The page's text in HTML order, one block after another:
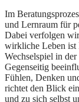
Im
und Lernraum für
Dabei verfolgen
wirkliche Leben ist
Wechselspiel in
Gegenseitig
Fühlen, Denken
richtet den Blick
und zu sich selbst